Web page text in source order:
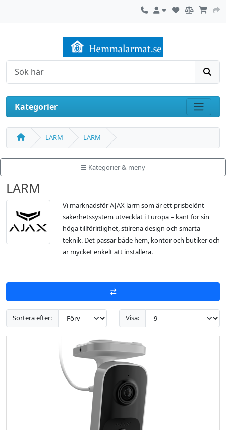
Kontakta oss
Mitt konto
Sök
Kategorier
Visa
LARM LARM
☰ Kategorier & meny
LARM
Vi marknadsför AJAX larm som är ett prisbelönt
säkerhetssystem utvecklat i Europa – känt för sin
höga tillförlitlighet, stilrena design och smarta
teknik. Det passar både hem, kontor och butiker och
är mycket enkelt att installera.
Sortera efter: Visa: